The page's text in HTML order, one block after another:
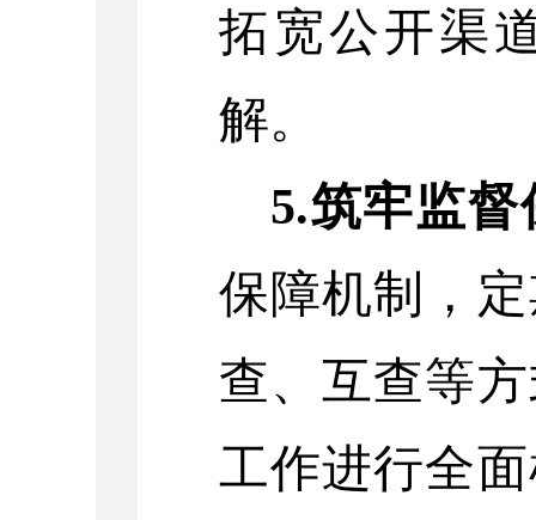
拓宽公开渠
解。
5.筑牢监督
保障机制，
查、互查等
工作进行全